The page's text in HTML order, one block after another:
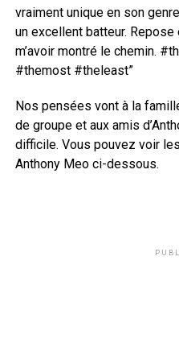
vraiment unique en son
un excellent batteur.
m’avoir montré le chemin.
#themost #theleast”
Nos pensées vont à la
de groupe et aux amis
difficile. Vous pouvez voir
Anthony Meo ci-dessous.